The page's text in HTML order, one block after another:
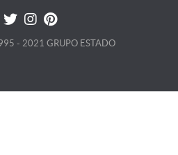
- 2021 GRUPO ESTADO